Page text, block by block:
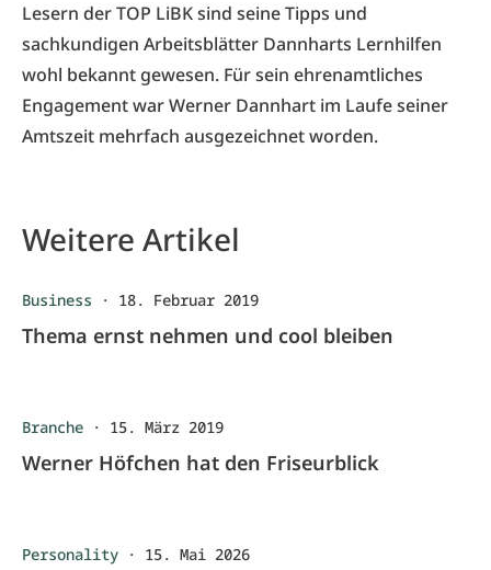
Lesern der TOP LiBK sind seine Tipps und
sachkundigen Arbeitsblätter Dannharts Lernhilfen
wohl bekannt gewesen. Für sein ehrenamtliches
Engagement war Werner Dannhart im Laufe seiner
Amtszeit mehrfach ausgezeichnet worden.
Weitere Artikel
Business · 18. Februar 2019
Thema ernst nehmen und cool bleiben
Branche · 15. März 2019
Werner Höfchen hat den Friseurblick
Personality · 15. Mai 2026